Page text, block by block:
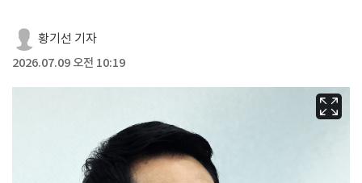
황기선 기자
2026.07.09 오전 10:19